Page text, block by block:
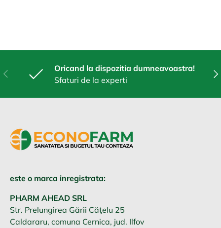
Anterior
Oricand la dispozitia dumneavoastra!
Sfaturi de la experti
este o marca inregistrata:
PHARM AHEAD SRL
Str. Prelungirea Gării Căţelu 25
Caldararu, comuna Cernica, jud. Ilfov